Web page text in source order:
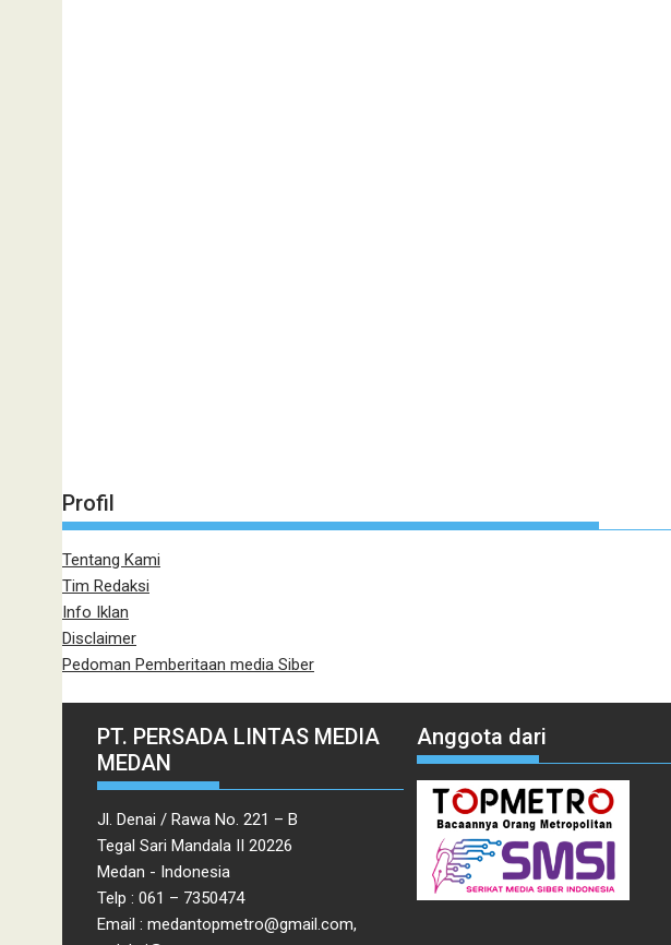
Profil
Tentang Kami
Tim Redaksi
Info Iklan
Disclaimer
Pedoman Pemberitaan media Siber
PT. PERSADA LINTAS MEDIA
MEDAN
Jl. Denai / Rawa No. 221 – B
Tegal Sari Mandala II 20226
Medan - Indonesia
Telp : 061 – 7350474
Email : medantopmetro@gmail.com,
Anggota dari